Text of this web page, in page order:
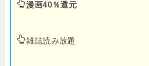
漫画40％還元
雑誌読み放題